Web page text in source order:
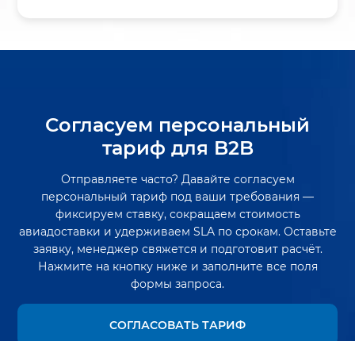
Согласуем персональный
тариф для B2B
Отправляете часто? Давайте согласуем
персональный тариф под ваши требования —
фиксируем ставку, сокращаем стоимость
авиадоставки и удерживаем SLA по срокам. Оставьте
заявку, менеджер свяжется и подготовит расчёт.
Нажмите на кнопку ниже и заполните все поля
формы запроса.
СОГЛАСОВАТЬ ТАРИФ